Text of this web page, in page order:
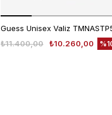
₺10.260,00
₺11.400,00